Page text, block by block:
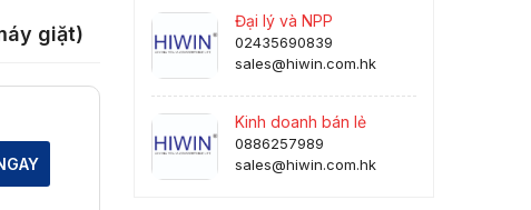
giặt)
Đại lý và NPP
02435690839
sales@hiwin.com.hk
Kinh doanh bán lẻ
0886257989
sales@hiwin.com.hk